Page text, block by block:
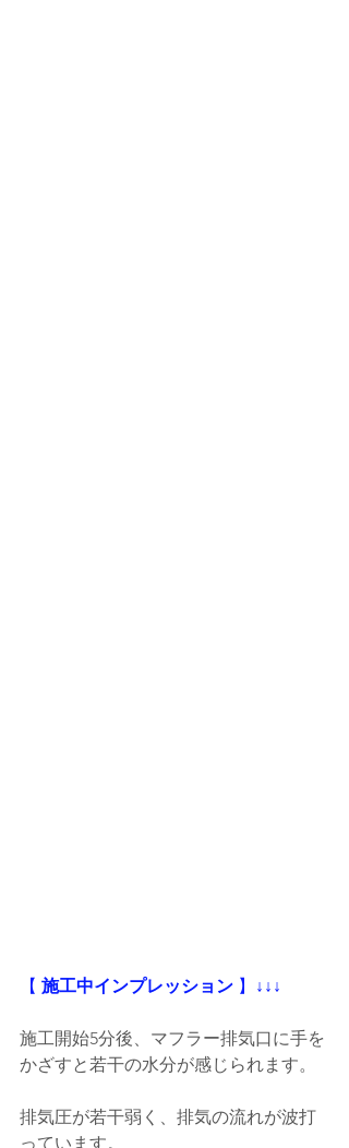
【 施工中インプレッション 】 ↓↓↓
施工開始5分後、マフラー排気口に手を
かざすと若干の水分が感じられます。
排気圧が若干弱く、排気の流れが波打
っています。